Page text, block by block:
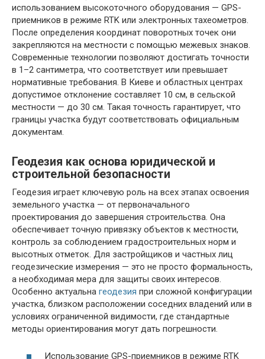
использованием высокоточного оборудования — GPS-
приемников в режиме RTK или электронных тахеометров.
После определения координат поворотных точек они
закрепляются на местности с помощью межевых знаков.
Современные технологии позволяют достигать точности
в 1–2 сантиметра, что соответствует или превышает
нормативные требования. В Киеве и областных центрах
допустимое отклонение составляет 10 см, в сельской
местности — до 30 см. Такая точность гарантирует, что
границы участка будут соответствовать официальным
документам.
Геодезия как основа юридической и
строительной безопасности
Геодезия играет ключевую роль на всех этапах освоения
земельного участка — от первоначального
проектирования до завершения строительства. Она
обеспечивает точную привязку объектов к местности,
контроль за соблюдением градостроительных норм и
высотных отметок. Для застройщиков и частных лиц
геодезические измерения — это не просто формальность,
а необходимая мера для защиты своих интересов.
Особенно актуальна геодезия при сложной конфигурации
участка, близком расположении соседних владений или в
условиях ограниченной видимости, где стандартные
методы ориентирования могут дать погрешности.
Использование GPS-приемников в режиме RTK